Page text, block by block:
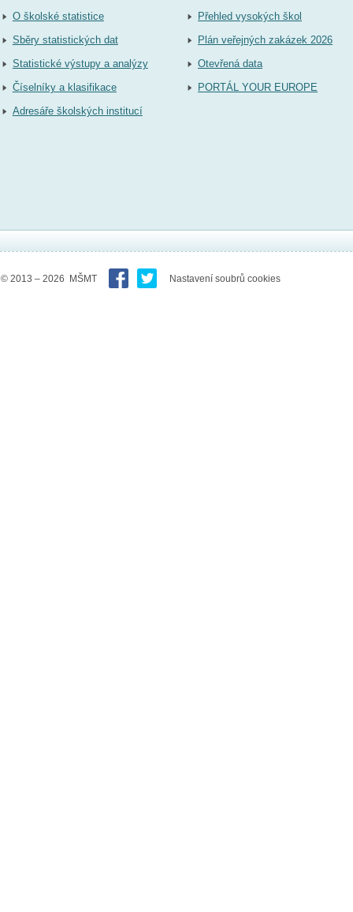
O školské statistice
Sběry statistických dat
Statistické výstupy a analýzy
Číselníky a klasifikace
Adresáře školských institucí
Přehled vysokých škol
Plán veřejných zakázek 2026
Otevřená data
PORTÁL YOUR EUROPE
© 2013 – 2026 MŠMT Nastavení soubrů cookies